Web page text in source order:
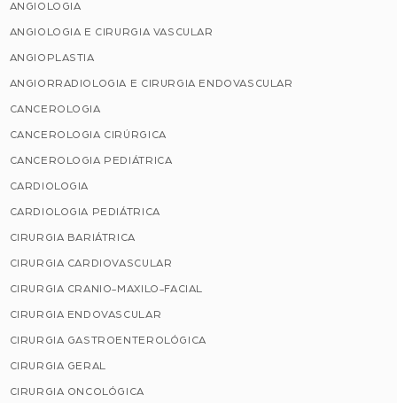
ANGIOLOGIA
ANGIOLOGIA E CIRURGIA VASCULAR
ANGIOPLASTIA
ANGIORRADIOLOGIA E CIRURGIA ENDOVASCULAR
CANCEROLOGIA
CANCEROLOGIA CIRÚRGICA
CANCEROLOGIA PEDIÁTRICA
CARDIOLOGIA
CARDIOLOGIA PEDIÁTRICA
CIRURGIA BARIÁTRICA
CIRURGIA CARDIOVASCULAR
CIRURGIA CRANIO-MAXILO-FACIAL
CIRURGIA ENDOVASCULAR
CIRURGIA GASTROENTEROLÓGICA
CIRURGIA GERAL
CIRURGIA ONCOLÓGICA